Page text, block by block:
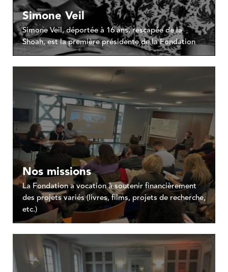
Simone Veil
Simone Veil, déportée à 16 ans, rescapée de la
Shoah, est la première présidente de la Fondation
Nos missions
La Fondation a vocation à soutenir financièrement
des projets variés (livres, films, projets de recherche,
etc.)